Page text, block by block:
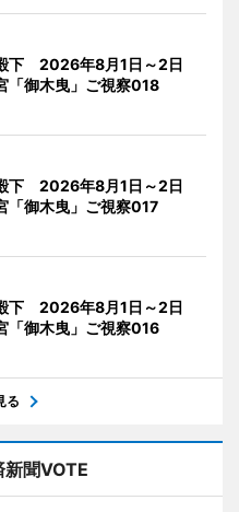
下 2026年8月1日～2日
「御木曳」ご視察018
下 2026年8月1日～2日
「御木曳」ご視察017
下 2026年8月1日～2日
「御木曳」ご視察016
る
聞VOTE